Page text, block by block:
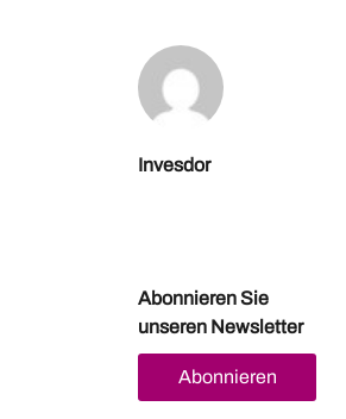
Invesdor
Abonnieren Sie
unseren Newsletter
Abonnieren